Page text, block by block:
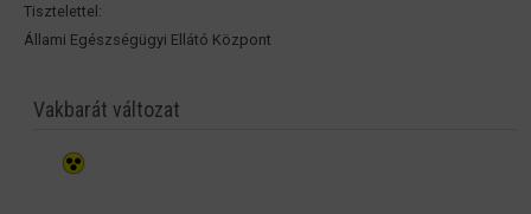
Tisztelettel:
Állami Egészségügyi Ellátó Központ
Vakbarát változat